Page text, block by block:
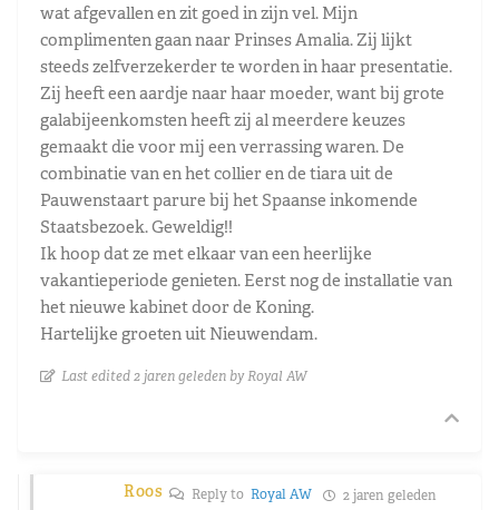
wat afgevallen en zit goed in zijn vel. Mijn
complimenten gaan naar Prinses Amalia. Zij lijkt
steeds zelfverzekerder te worden in haar presentatie.
Zij heeft een aardje naar haar moeder, want bij grote
galabijeenkomsten heeft zij al meerdere keuzes
gemaakt die voor mij een verrassing waren. De
combinatie van en het collier en de tiara uit de
Pauwenstaart parure bij het Spaanse inkomende
Staatsbezoek. Geweldig!!
Ik hoop dat ze met elkaar van een heerlijke
vakantieperiode genieten. Eerst nog de installatie van
het nieuwe kabinet door de Koning.
Hartelijke groeten uit Nieuwendam.
Last edited 2 jaren geleden by Royal AW
Roos Reply to Royal AW 2 jaren geleden